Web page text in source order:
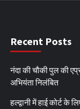
Recent Posts
नंदा की चौकी पुल की
अभियंता निलंबित
हल्द्वानी में हाई कोर्ट के